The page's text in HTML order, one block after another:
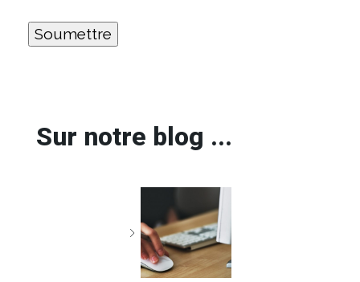
Sur notre blog ...